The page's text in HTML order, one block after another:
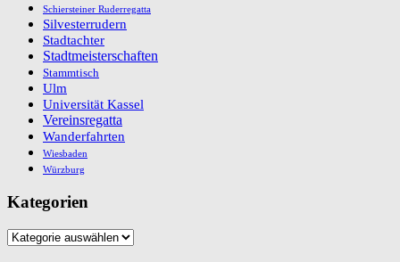
Schiersteiner Ruderregatta
Silvesterrudern
Stadtachter
Stadtmeisterschaften
Stammtisch
Ulm
Universität Kassel
Vereinsregatta
Wanderfahrten
Wiesbaden
Würzburg
Kategorien
Kategorien